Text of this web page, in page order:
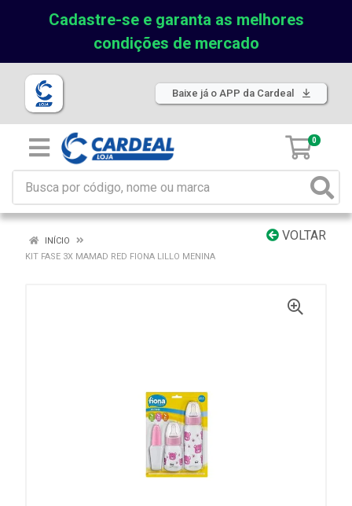
Cadastre-se e garanta as melhores
condições de mercado
Baixe já o APP da Cardeal
0
VOLTAR
INÍCIO
KIT FASE 3X MAMAD RED FIONA LILLO MENINA